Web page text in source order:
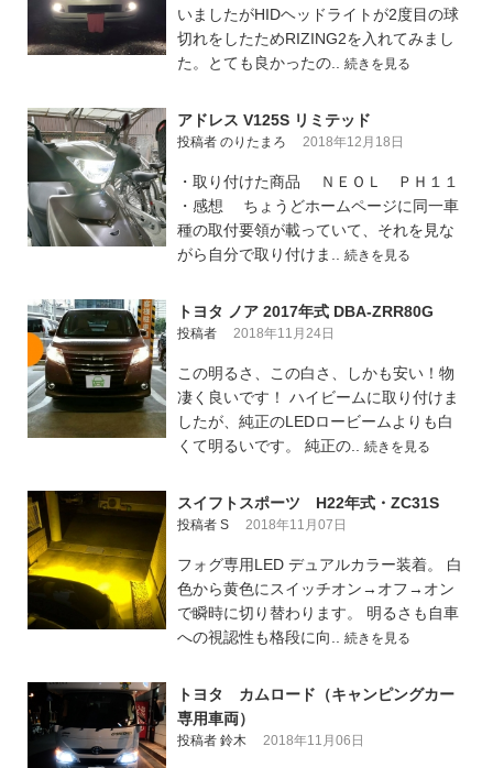
いましたがHIDヘッドライトが2度目の球
切れをしたためRIZING2を入れてみまし
た。とても良かったの.. 続きを見る
アドレス V125S リミテッド
投稿者 のりたまろ 2018年12月18日
・取り付けた商品 ＮＥＯＬ ＰＨ１１
・感想 ちょうどホームページに同一車
種の取付要領が載っていて、それを見な
がら自分で取り付けま.. 続きを見る
トヨタ ノア 2017年式 DBA-ZRR80G
投稿者 2018年11月24日
この明るさ、この白さ、しかも安い！物
凄く良いです！ ハイビームに取り付けま
したが、純正のLEDロービームよりも白
くて明るいです。 純正の.. 続きを見る
スイフトスポーツ H22年式・ZC31S
投稿者 S 2018年11月07日
フォグ専用LED デュアルカラー装着。 白
色から黄色にスイッチオン→オフ→オン
で瞬時に切り替わります。 明るさも自車
への視認性も格段に向.. 続きを見る
トヨタ カムロード（キャンピングカー
専用車両）
投稿者 鈴木 2018年11月06日